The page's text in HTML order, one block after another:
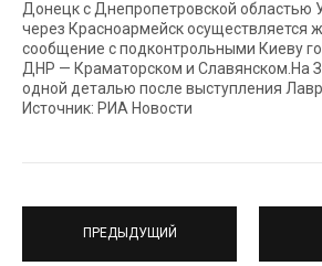
Донецк с Днепропетровской областью
через Красноармейск осуществляется
сообщение с подконтрольными Киеву
ДНР — Краматорском и Славянском.На
одной деталью после выступления
Источник: РИА Новости
ПРЕДЫДУЩИЙ